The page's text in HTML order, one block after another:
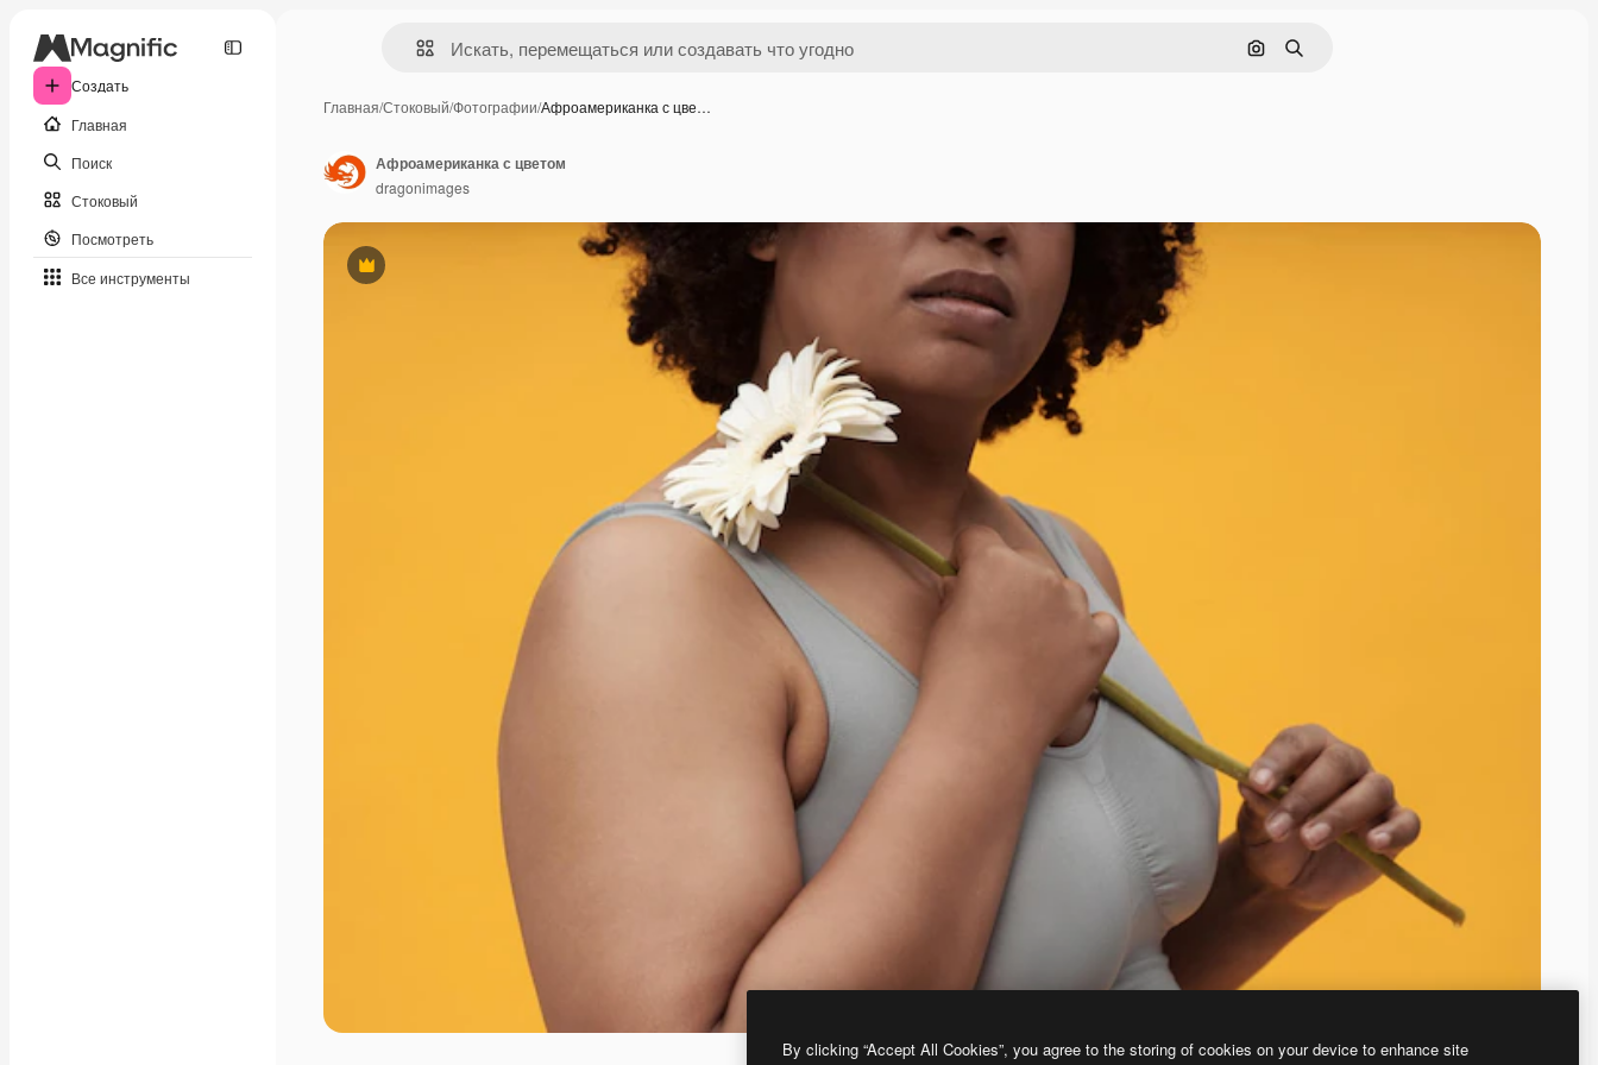
Создать
Главная
Поиск
Стоковый
Посмотреть
Все инструменты
Поиск по изображению
Поиск
Главная/Стоковый/Фотографии/Афроамериканка с цве…
Премиум
Афроамериканка с цветом
dragonimages
By clicking “Accept All Cookies”, you agree to the storing of cookies on your device to enhance site